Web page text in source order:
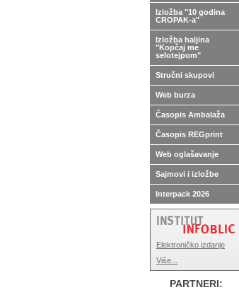
Izložba "10 godina
CROPAK-a"
Izložba haljina
"Kopčaj me
selotejpom"
Stručni skupovi
Web burza
Časopis Ambalaža
Časopis REGprint
Web oglašavanje
Sajmovi i izložbe
Interpack 2026
Elektroničko izdanje
Više...
PARTNERI: